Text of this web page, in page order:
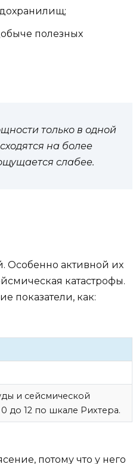
полезных
только в одной
на более
слабее.
Особенно активной их
катастрофы.
показатели, как:
и сейсмической
до 12 по шкале Рихтера.
потому что у него